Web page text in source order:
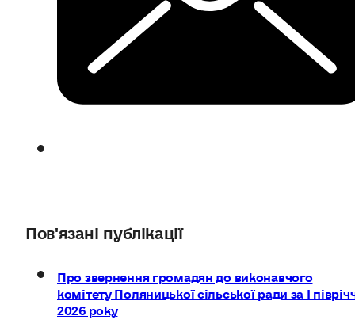
Пов'язані публікації
Про звернення громадян до виконавчого
комітету Поляницької сільської ради за І
2026 року